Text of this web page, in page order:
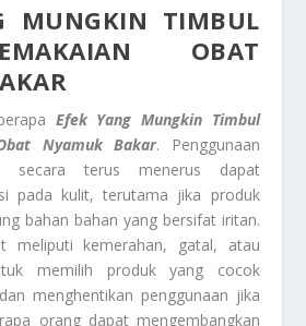
MUNGKIN TIMBUL
OBAT
Efek Yang Mungkin Timbul
Nyamuk Bakar. Penggunaan
secara terus menerus dapat
pada kulit, terutama jika produk
bahan bahan yang bersifat iritan.
meliputi kemerahan, gatal, atau
memilih produk yang cocok
menghentikan penggunaan jika
orang dapat mengembangkan